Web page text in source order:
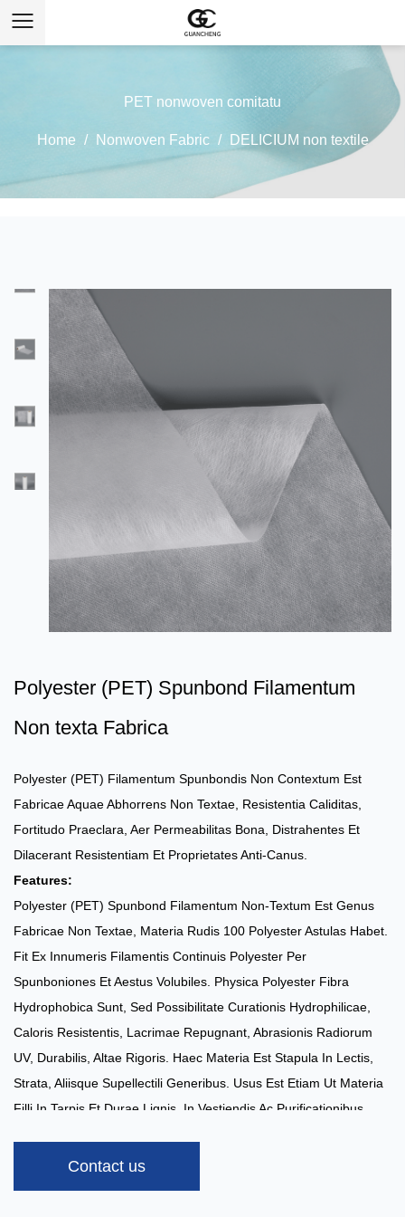
PET nonwoven comitatu
Home / Nonwoven Fabric / DELICIUM non textile
Polyester (PET) Spunbond Filamentum
Non texta Fabrica
Polyester (PET) Filamentum Spunbondis Non Contextum Est
Fabricae Aquae Abhorrens Non Textae, Resistentia Caliditas,
Fortitudo Praeclara, Aer Permeabilitas Bona, Distrahentes Et
Dilacerant Resistentiam Et Proprietates Anti-Canus.
Features:
Polyester (PET) Spunbond Filamentum Non-Textum Est Genus
Fabricae Non Textae, Materia Rudis 100 Polyester Astulas Habet.
Fit Ex Innumeris Filamentis Continuis Polyester Per
Spunboniones Et Aestus Volubiles. Physica Polyester Fibra
Hydrophobica Sunt, Sed Possibilitate Curationis Hydrophilicae,
Caloris Resistentis, Lacrimae Repugnant, Abrasionis Radiorum
UV, Durabilis, Altae Rigoris. Haec Materia Est Stapula In Lectis,
Strata, Aliisque Supellectili Generibus. Usus Est Etiam Ut Materia
Filli In Tarpis Et Durae Lignis, In Vestiendis Ac Purificationibus
Continuum Quae Altum Calorem Sustinere Potest Et Resistit Uti Et
Contact us